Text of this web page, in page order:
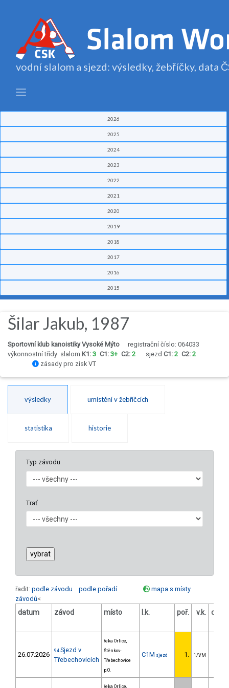
vodní slalom a sjezd: výsledky, žebříčky, data
2026
2025
2024
2023
2022
2021
2020
2019
2018
2017
2016
2015
Šilar Jakub, 1987
Sportovní klub kanoistiky Vysoké Mýto
registrační číslo: 064033
výkonnostní třídy slalom K1: 3 C1: 3+ C2: 2 sjezd C1: 2 C2: 2
zásady pro zisk VT
výsledky umístění v žebříčcích
statistika historie
Typ závodu
Trať
řadit: podle závodu podle pořadí
mapa s místy
závodů<
datum závod místo l.k. poř. v.k.
26.07.2026 94 Sjezd v
Třebechovicích
řeka Orlice,
Štěnkov-
Třebechovice
p.O.
C1M sjezd 1. 1/VM
řeka Orlice,